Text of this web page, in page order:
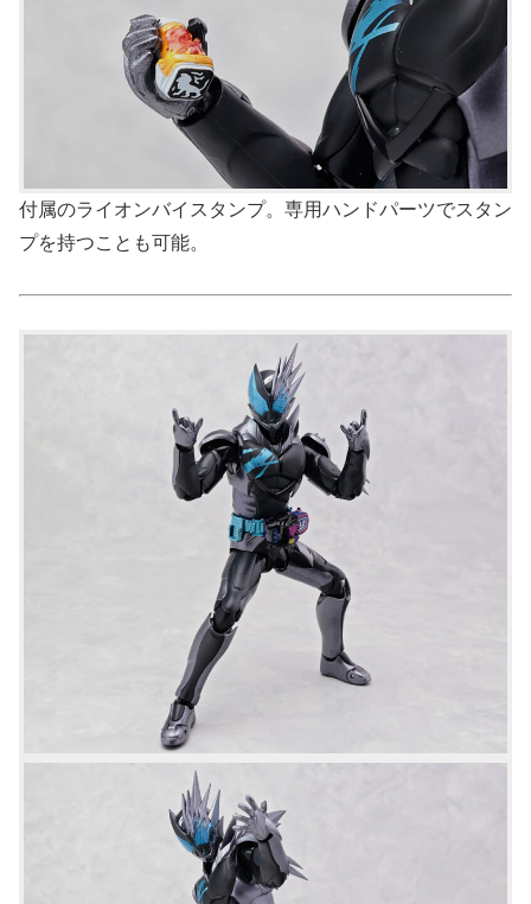
付属のライオンバイスタンプ。専用ハンドパーツでスタン
プを持つことも可能。